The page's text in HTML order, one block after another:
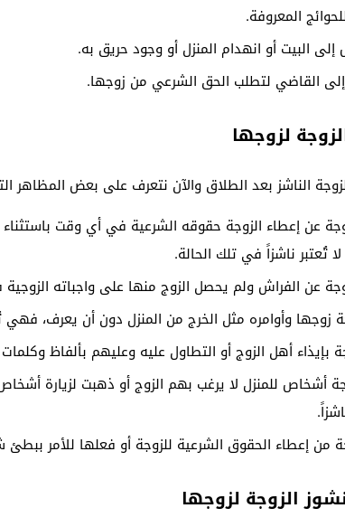
المعروفة.
البيت أو انهدام المنزل أو وجود حريق به.
القاضي لتطلب الحق الشرعي من زوجها.
لزوجها
الناشز بعد الطلاق والآن نتعرف على بعض المظاهر
عن إعطاء الزوجة حقوقه الشرعية في أي وقت
تُعتبر ناشزاً في تلك الحالة.
عن الفراش ولم يحصل الزوج منها على واجباته
زوجها وأوامره مثل الخرج من المنزل دون أن يعرف، فهي
بإيذاء أهل الزوج أو التطاول عليه وعليهم بألفاظ
أشخاص للمنزل لا يرغب بهم الزوج أو ذهبت لزيارة
من إعطاء الحقوق الشرعية للزوجة أو فعلها للأمر
الزوجة لزوجها